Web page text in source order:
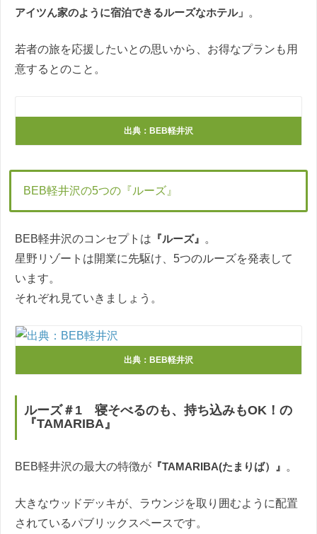
アイツん家のように宿泊できるルーズなホテル」 。
若者の旅を応援したいとの思いから、お得なプランも用
意するとのこと。
出典：BEB軽井沢
BEB軽井沢の5つの『ルーズ』
BEB軽井沢のコンセプトは 『ルーズ』 。
星野リゾートは開業に先駆け、5つのルーズを発表して
います。
それぞれ見ていきましょう。
出典：BEB軽井沢
ルーズ＃1 寝そべるのも、持ち込みもOK！の
『TAMARIBA』
BEB軽井沢の最大の特徴が 『TAMARIBA(たまりば）』 。
大きなウッドデッキが、ラウンジを取り囲むように配置
されているパブリックスペースです。